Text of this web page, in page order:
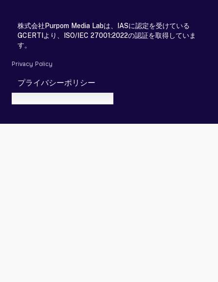
株式会社Purpom Media Labは、IASに認定を受けている
GCERTIより、ISO/IEC 27001:2022の認証を取得していま
す。
Privacy Policy
プライバシーポリシー